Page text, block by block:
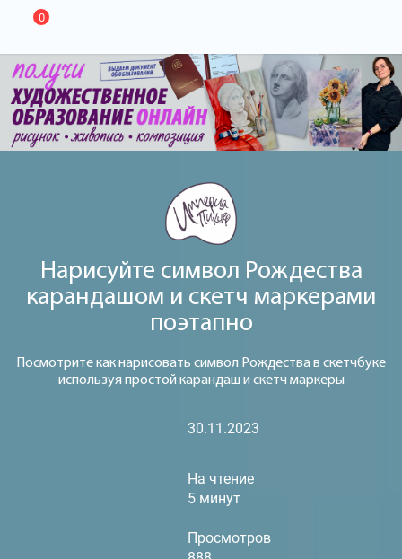
0
Нарисуйте символ Рождества
карандашом и скетч маркерами
поэтапно
Посмотрите как нарисовать символ Рождества в скетчбуке
используя простой карандаш и скетч маркеры
30.11.2023
На чтение
5 минут
Просмотров